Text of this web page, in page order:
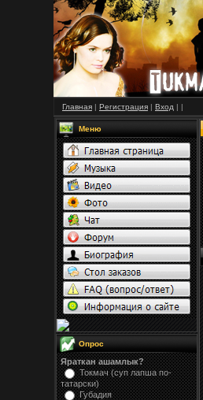
Главная | Регистрация | Вход | |
Меню
Опрос
Яраткан ашамлык?
Токмач (суп лапша по-
татарски)
Губадия